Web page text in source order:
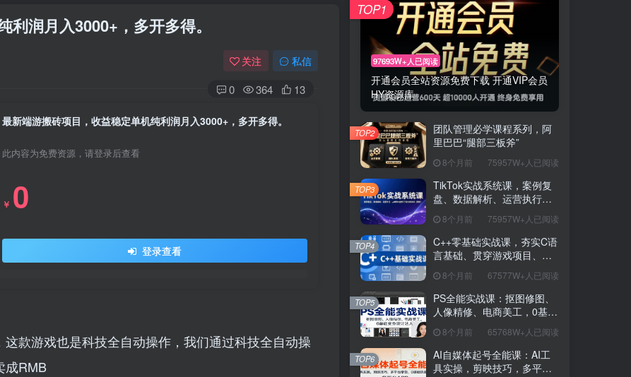
润月入3000+，多开多得。
关注 私信
0 364 13
最新端游搬砖项目，收益稳定单机纯利润月入3000+，多开多得。
此内容为免费资源，请登录后查看
￥ 0
登录查看
款游戏也是科技全自动操作，我们通过科技全自动操
成RMB
97693W+人已阅读
开通会员全站资源免费下载 开通VIP会员
HY资源库
TOP1
团队管理必学课程系列，阿
里巴巴“腿部三板斧”
8个月前 75957W+人已阅读
TOP2
TikTok实战系统课，案例复
盘、数据解析、运营执行，
（更新）
8个月前 75957W+人已阅读
TOP3
C++零基础实战课，夯实C语
言基础、贯穿游戏项目、掌
薪15K+岗位
8个月前 67577W+人已阅读
TOP4
PS全能实战课：抠图修图、
人像精修、电商美工，0基础
8个月前 65768W+人已阅读
TOP5
AI自媒体起号全能课：AI工
具实操，剪映技巧，多平台
TOP6